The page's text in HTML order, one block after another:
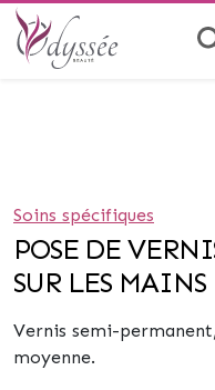
Soins spécifiques
POSE DE
SUR LES MAINS
Vernis semi-
moyenne.